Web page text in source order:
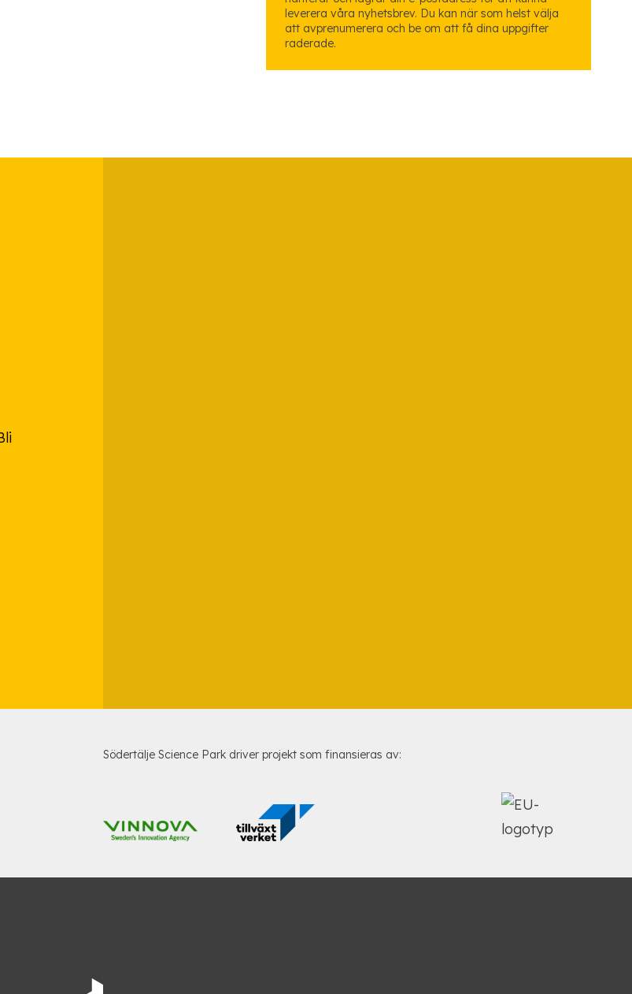
leverera våra nyhetsbrev. Du kan när som helst välja
att avprenumerera och be om att få dina uppgifter
raderade.
Södertälje Science Park driver projekt som finansieras av: